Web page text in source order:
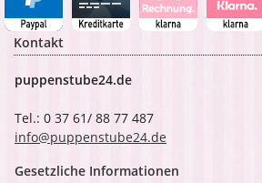
Kontakt
puppenstube24.de
Tel.: 0 37 61/ 88 77 487
info@puppenstube24.de
Gesetzliche Informationen